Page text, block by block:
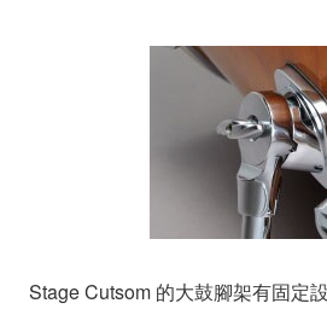
Stage Cutsom 的大鼓腳架有固定